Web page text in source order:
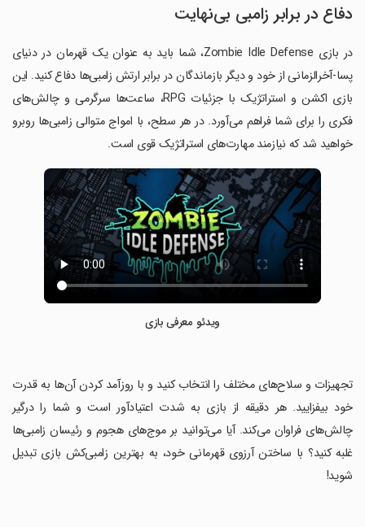
دفاع در برابر زامبی بی‌نهایت
در بازی Zombie Idle Defense، شما باید به عنوان یک قهرمان در دنیای
پسا-آخرالزمانی از خود و دیگر بازماندگان در برابر ارتش زامبی‌ها دفاع کنید. این
بازی اکشن و استراتژیک با جزئیات RPG، ساعت‌ها سرگرمی و چالش‌های
فکری را برای شما فراهم می‌آورد. در هر سطح، با امواج متوالی زامبی‌ها روبرو
خواهید شد که نیازمند مهارت‌های استراتژیک قوی است.
ویدئو معرفی بازی
‏تجهیزات و سلاح‌های مختلف را انتخاب کنید و با روزآمد کردن آن‌ها به قدرت
خود بیفزایید. هر دقیقه از بازی به شدت اعتیادآور است و شما را درگیر
چالش‌های فراوان می‌کند. آیا می‌توانید بر موج‌های هجوم و رئیسان زامبی‌ها
غلبه کنید؟ با ساختن آرزوی قهرمانی خود، به بهترین زامبی‌کش بازی تبدیل
شوید!